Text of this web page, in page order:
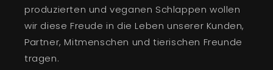
produzierten und veganen Schlappen wollen
wir diese Freude in die Leben unserer Kunden,
Partner, Mitmenschen und tierischen Freunde
tragen.